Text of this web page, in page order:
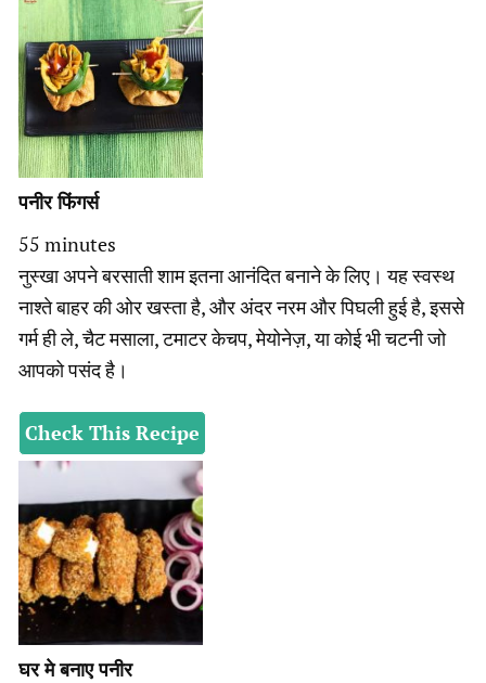
पनीर फिंगर्स
55 minutes
minutes
नुस्खा अपने बरसाती शाम इतना आनंदित बनाने के लिए। यह स्वस्थ
नाश्ते बाहर की ओर खस्ता है, और अंदर नरम और पिघली हुई है, इससे
गर्म ही ले, चैट मसाला, टमाटर केचप, मेयोनेज़, या कोई भी चटनी जो
आपको पसंद है।
Check This Recipe
घर मे बनाए पनीर